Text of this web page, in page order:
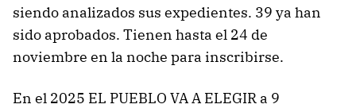
siendo analizados sus expedientes. 39 ya han
sido aprobados. Tienen hasta el 24 de
noviembre en la noche para inscribirse.
En el 2025 EL PUEBLO VA A ELEGIR a 9